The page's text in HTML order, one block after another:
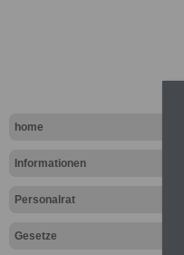
home
Informationen
Personalrat
Gesetze